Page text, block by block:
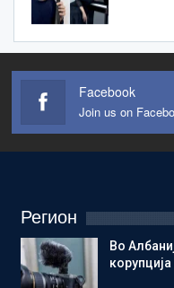
Facebook
Join us on
Регион
Во